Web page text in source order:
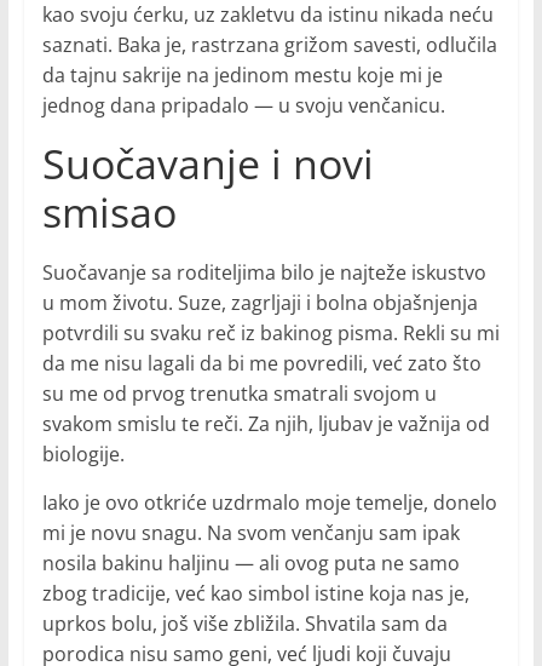
kao svoju ćerku, uz zakletvu da istinu nikada neću
saznati. Baka je, rastrzana grižom savesti, odlučila
da tajnu sakrije na jedinom mestu koje mi je
jednog dana pripadalo — u svoju venčanicu.
Suočavanje i novi
smisao
Suočavanje sa roditeljima bilo je najteže iskustvo
u mom životu. Suze, zagrljaji i bolna objašnjenja
potvrdili su svaku reč iz bakinog pisma. Rekli su mi
da me nisu lagali da bi me povredili, već zato što
su me od prvog trenutka smatrali svojom u
svakom smislu te reči. Za njih, ljubav je važnija od
biologije.
Iako je ovo otkriće uzdrmalo moje temelje, donelo
mi je novu snagu. Na svom venčanju sam ipak
nosila bakinu haljinu — ali ovog puta ne samo
zbog tradicije, već kao simbol istine koja nas je,
uprkos bolu, još više zbližila. Shvatila sam da
porodica nisu samo geni, već ljudi koji čuvaju